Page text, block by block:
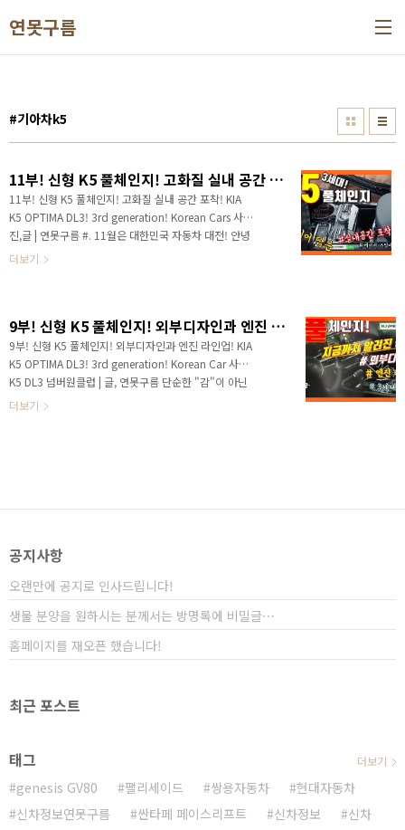
연못구름
#기아차k5
11부! 신형 K5 풀체인지! 고화질 실내 공간 포착! KIA K5 OPTIMA DL3! 3rd generation! Korean Cars
11부! 신형 K5 풀체인지! 고화질 실내 공간 포착! KIA
K5 OPTIMA DL3! 3rd generation! Korean Cars 사
진,글 | 연못구름 #. 11월은 대한민국 자동차 대전! 안녕
하세요? 연못구름입니다! 11월을 앞두고 대한민국 자동
보신 분들도 있겠지만 30초짜리 짧은 티저 영상을 잠시
보겠습니다. ▼ 디테일한 유튜브 영상으로 보기 그랜저
IG 페이스리프트는 일체형 계기판을 포함해서 내외부
디자인이 완전히 변경되면서 지금까지 출시된 그랜저
시리즈 중에서 가장 파격적인 변화를 앞두고 있습니다.
정식 이름은 "더 뉴 그랜저..
더보기
9부! 신형 K5 풀체인지! 외부디자인과 엔진 라인업! KIA K5 OPTIMA DL3! 3rd generation! Korean Cars
9부! 신형 K5 풀체인지! 외부디자인과 엔진 라인업! KIA
K5 OPTIMA DL3! 3rd generation! Korean Car 사진,
K5 DL3 넘버원클럽 | 글, 연못구름 단순한 "감"이 아닌
정확한 수치자료를 통해서 비교 분석 자료를 제시하는 연
최초의 SUV인 GV80 이라고 생각합니다. 이번 K5 9부
더보기
공지사항
오랜만에 공지로 인사드립니다!
생물 분양을 원하시는 분께서는 방명록에 비밀글⋯
홈페이지를 재오픈 했습니다!
최근 포스트
태그
genesis GV80 팰리세이드 쌍용자동차
현대자동차
신차정보연못구름
싼타페 페이스리프트 신차정보
신차
더보기